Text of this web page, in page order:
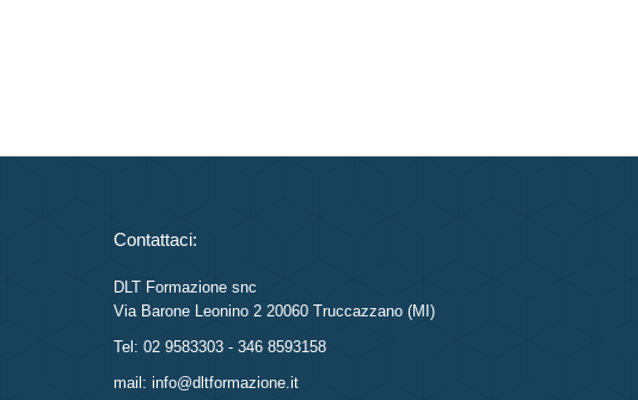
Contattaci:
DLT Formazione snc
Via Barone Leonino 2 20060 Truccazzano (MI)
Tel: 02 9583303 - 346 8593158
mail: info@dltformazione.it